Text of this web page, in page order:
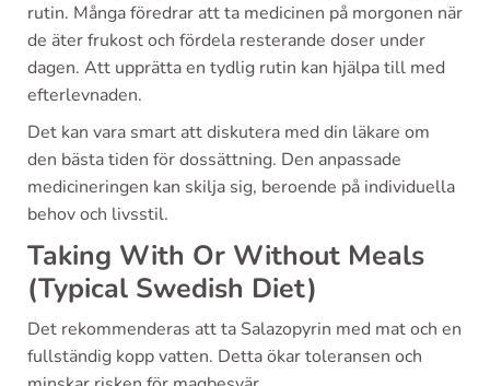
rutin. Många föredrar att ta medicinen på morgonen när
de äter frukost och fördela resterande doser under
dagen. Att upprätta en tydlig rutin kan hjälpa till med
efterlevnaden.
Det kan vara smart att diskutera med din läkare om
den bästa tiden för dossättning. Den anpassade
medicineringen kan skilja sig, beroende på individuella
behov och livsstil.
Taking With Or Without Meals
(Typical Swedish Diet)
Det rekommenderas att ta Salazopyrin med mat och en
fullständig kopp vatten. Detta ökar toleransen och